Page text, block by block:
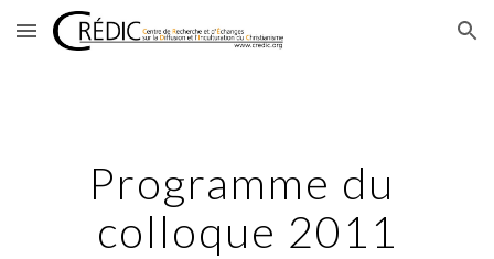
Skip to main content Skip to navigation
Programme du
colloque 2011